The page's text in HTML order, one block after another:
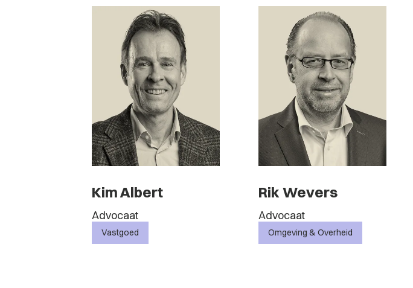
Kim Albert
Advocaat
Vastgoed
Rik Wevers
Advocaat
Omgeving & Overheid